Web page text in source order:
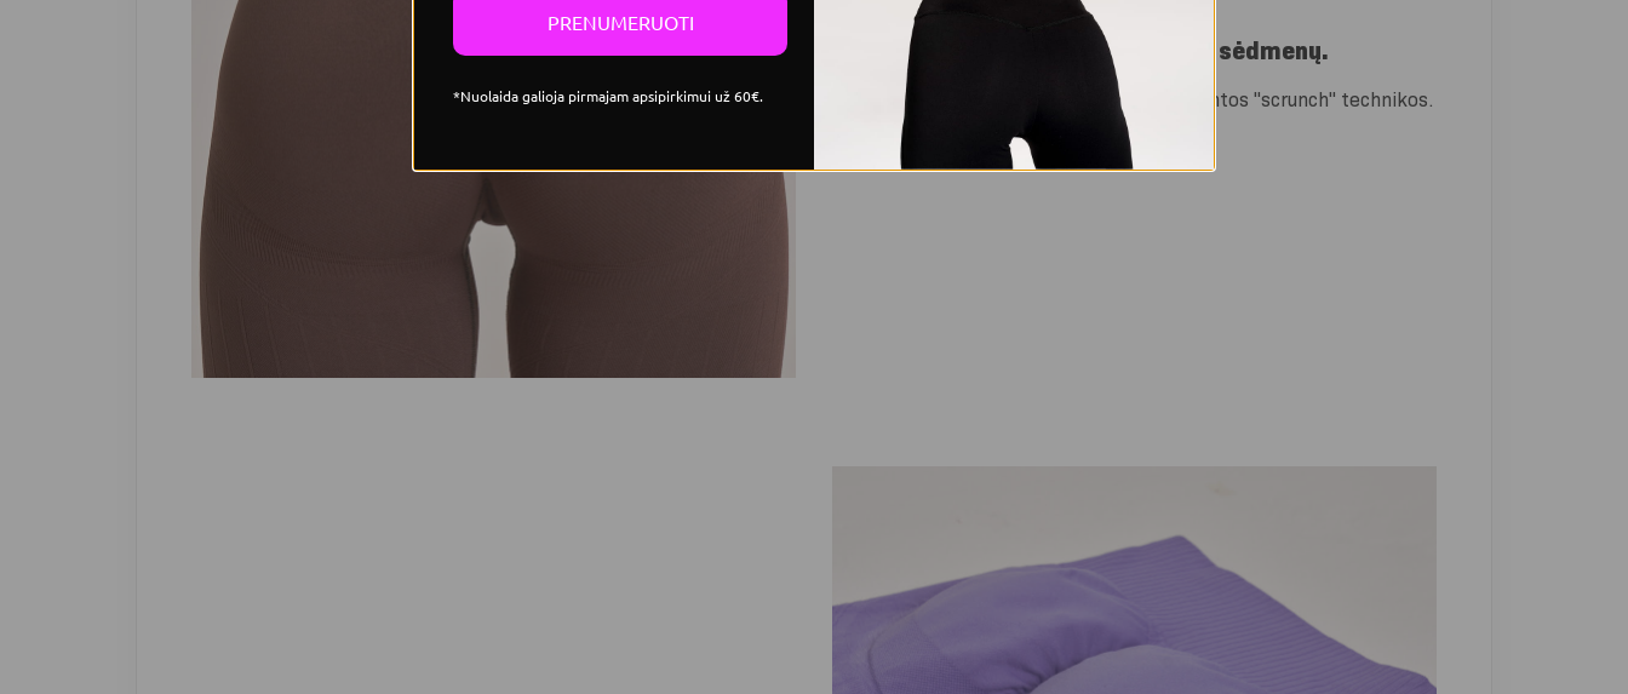
Patobulinta raukšlėta įterpė tarp sėdmenų.
Sustiprintas push-up efektas dėka sustiprintos "scrunch" technikos.
PRENUMERUOTI
*Nuolaida galioja pirmajam apsipirkimui už 60€.